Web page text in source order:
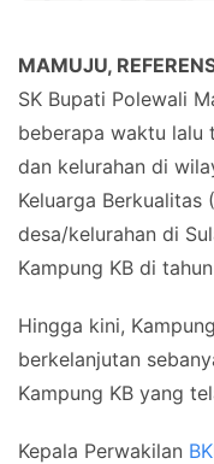
MAMUJU,
SK Bupati Polewali
beberapa waktu lalu
dan kelurahan di
Keluarga Berkualitas
desa/kelurahan di
Kampung KB di
Hingga kini,
berkelanjutan
Kampung KB yang
Kepala Perwakilan